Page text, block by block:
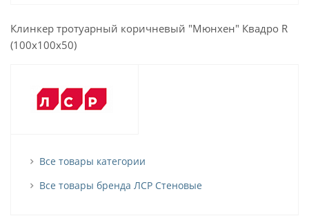
Клинкер тротуарный коричневый "Мюнхен" Квадро R
(100x100x50)
Все товары категории
Все товары бренда ЛСР Стеновые